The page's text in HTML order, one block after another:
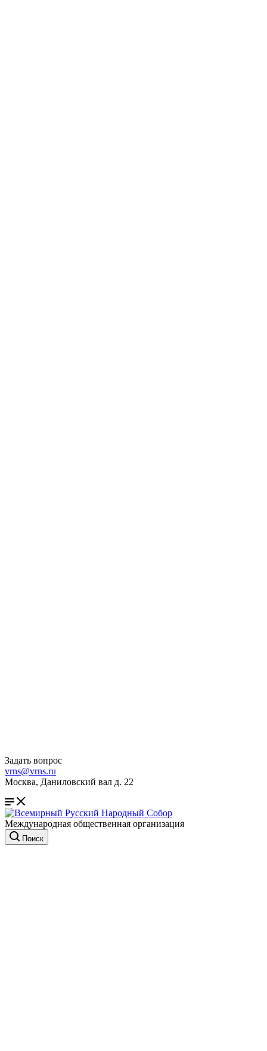
Задать вопрос
vrns@vrns.ru
Москва, Даниловский вал д. 22
Международная общественная организация
Поиск